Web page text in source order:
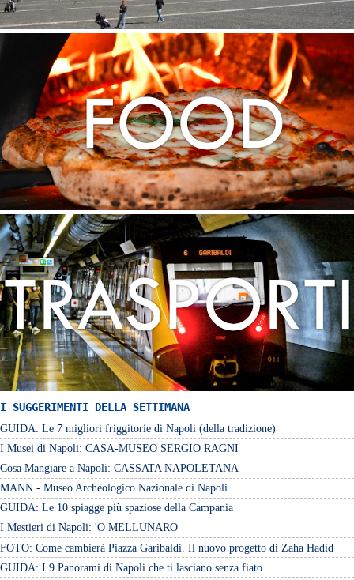
I SUGGERIMENTI DELLA SETTIMANA
GUIDA: Le 7 migliori friggitorie di Napoli (della tradizione)
I Musei di Napoli: CASA-MUSEO SERGIO RAGNI
Cosa Mangiare a Napoli: CASSATA NAPOLETANA
MANN - Museo Archeologico Nazionale di Napoli
GUIDA: Le 10 spiagge più spaziose della Campania
I Mestieri di Napoli: 'O MELLUNARO
FOTO: Come cambierà Piazza Garibaldi. Il nuovo progetto di Zaha Hadid
GUIDA: I 9 Panorami di Napoli che ti lasciano senza fiato